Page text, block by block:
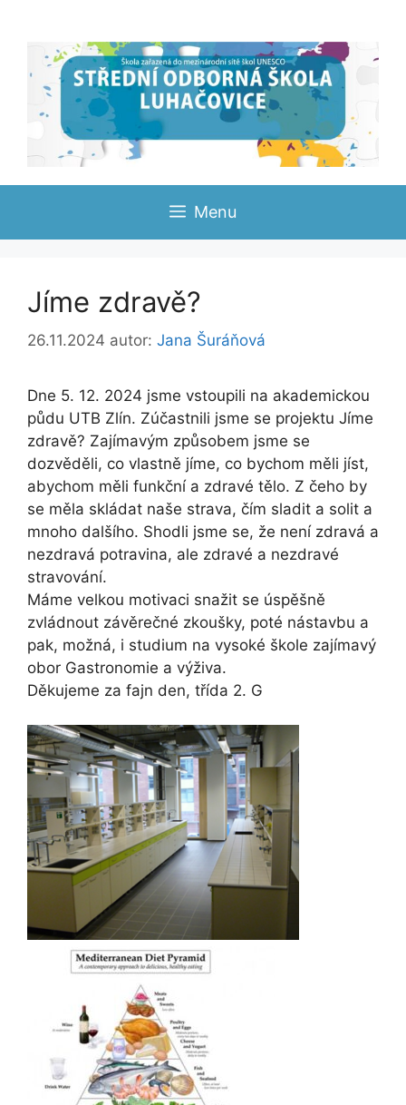
Menu
Jíme zdravě?
26.11.2024 autor: Jana Šuráňová
Dne 5. 12. 2024 jsme vstoupili na akademickou
půdu UTB Zlín. Zúčastnili jsme se projektu Jíme
zdravě? Zajímavým způsobem jsme se
dozvěděli, co vlastně jíme, co bychom měli jíst,
abychom měli funkční a zdravé tělo. Z čeho by
se měla skládat naše strava, čím sladit a solit a
mnoho dalšího. Shodli jsme se, že není zdravá a
nezdravá potravina, ale zdravé a nezdravé
stravování.
Máme velkou motivaci snažit se úspěšně
zvládnout závěrečné zkoušky, poté nástavbu a
pak, možná, i studium na vysoké škole zajímavý
obor Gastronomie a výživa.
Děkujeme za fajn den, třída 2. G